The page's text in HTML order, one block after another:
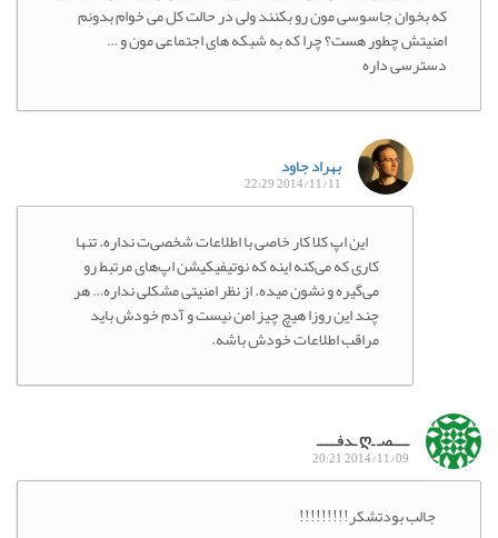
که بخوان جاسوسی مون رو بکنند ولی در حالت کل می خوام بدونم
امنیتش چطور هست؟ چرا که به شبکه های اجتماعی مون و …
دسترسی داره
بهراد جاود
2014/11/11 22:29
این اپ کلا کار خاصی با اطلاعات شخصی‌ت نداره. تنها
کاری که می‌کنه اینه که نوتیفیکیشن اپ‌های مرتبط رو
می‌گیره و نشون میده. از نظر امنیتی مشکلی نداره… هر
چند این روزا هیچ چیز امن نیست و آدم خودش باید
مراقب اطلاعات خودش باشه.
ـــــصـ ـღ ـدفــــــ
2014/11/09 20:21
جالب بودتشکر!!!!!!!!!